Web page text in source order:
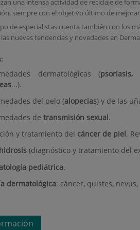
una intensa actividad de reciclaje de
siempre con el objetivo último de
de especialistas cuenta también con los
las nuevas tendencias y novedades en
dermatológicas (
...).
del pelo (alopecias) y de las
detransmisión sexual.
y tratamiento del cáncer de piel.
(diagnóstico y tratamiento del
pediátrica.
dermatológica: cáncer, quistes,